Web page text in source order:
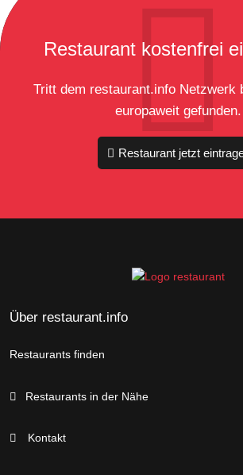
Restaurant kostenfrei
Tritt dem restaurant.info Netzwerk
europaweit gefunden.
Restaurant jetzt
Über restaurant.info
Restaurants finden
Restaurants in der Nähe
Kontakt